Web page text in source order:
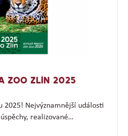
ZOO ZLÍN 2025
2025! Nejvýznamnější události
realizované…